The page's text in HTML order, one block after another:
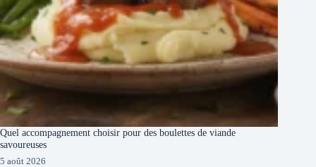
Quel accompagnement choisir pour des boulettes de viande
savoureuses
5 août 2026